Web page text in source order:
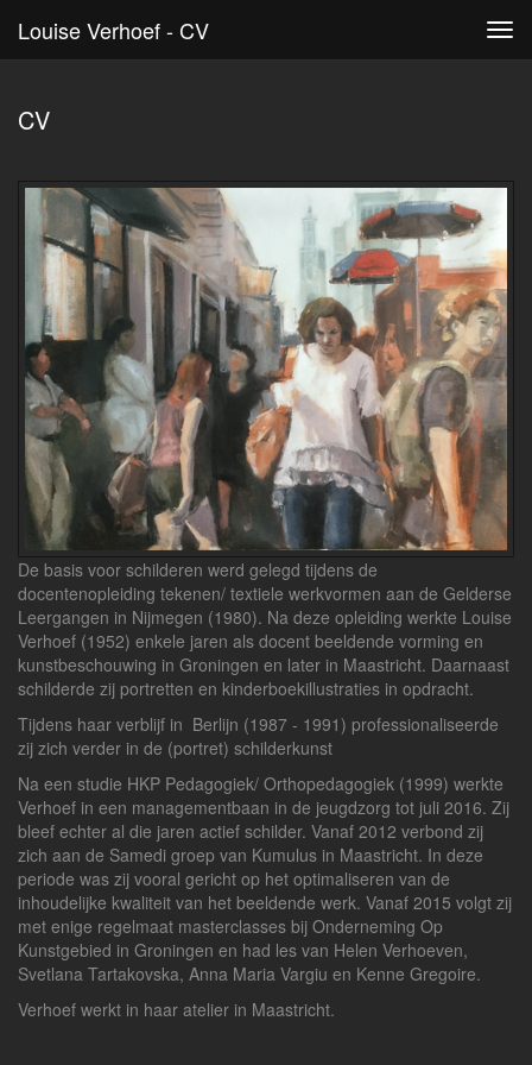
Louise Verhoef - CV
CV
De basis voor schilderen werd gelegd tijdens de
docentenopleiding tekenen/ textiele werkvormen aan de Gelderse
Leergangen in Nijmegen (1980). Na deze opleiding werkte Louise
Verhoef (1952) enkele jaren als docent beeldende vorming en
kunstbeschouwing in Groningen en later in Maastricht. Daarnaast
schilderde zij portretten en kinderboekillustraties in opdracht.
Tijdens haar verblijf in Berlijn (1987 - 1991) professionaliseerde
zij zich verder in de (portret) schilderkunst
Na een studie HKP Pedagogiek/ Orthopedagogiek (1999) werkte
Verhoef in een managementbaan in de jeugdzorg tot juli 2016. Zij
bleef echter al die jaren actief schilder. Vanaf 2012 verbond zij
zich aan de Samedi groep van Kumulus in Maastricht. In deze
periode was zij vooral gericht op het optimaliseren van de
inhoudelijke kwaliteit van het beeldende werk. Vanaf 2015 volgt zij
met enige regelmaat masterclasses bij Onderneming Op
Kunstgebied in Groningen en had les van Helen Verhoeven,
Svetlana Tartakovska, Anna Maria Vargiu en Kenne Gregoire.
Verhoef werkt in haar atelier in Maastricht.